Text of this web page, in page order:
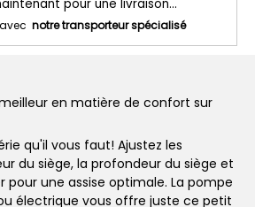
pour une livraison...
avec notre transporteur spécialisé
en matière de confort sur
qu'il vous faut! Ajustez les
du siège, la profondeur du siège et
pour une assise optimale. La pompe
électrique vous offre juste ce petit